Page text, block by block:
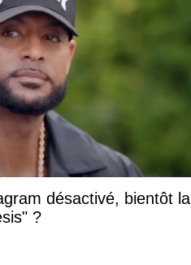
désactivé, bientôt la
?